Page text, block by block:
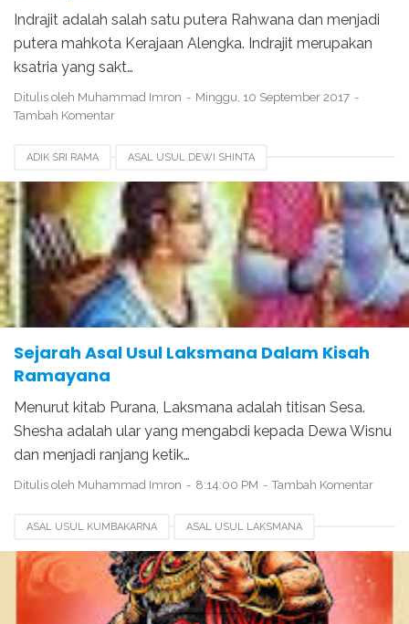
Indrajit adalah salah satu putera Rahwana dan menjadi
putera mahkota Kerajaan Alengka. Indrajit merupakan
ksatria yang sakt…
Ditulis oleh Muhammad Imron
Minggu, 10 September 2017
Tambah Komentar
ADIK SRI RAMA ASAL USUL DEWI SHINTA
ASAL USUL HANOMAN ASAL USUL LAKSMANA
ASAL USUL RAMAYANA ASAL USUL SRI RAMA
KEMATIAN LAKSMANA KESAKTIAN LAKSMANA
KISAH LAKSMANA
Sejarah Asal Usul Laksmana Dalam Kisah
Ramayana
Menurut kitab Purana, Laksmana adalah titisan Sesa.
Shesha adalah ular yang mengabdi kepada Dewa Wisnu
dan menjadi ranjang ketik…
Ditulis oleh Muhammad Imron 8:14:00 PM Tambah Komentar
ASAL USUL KUMBAKARNA ASAL USUL LAKSMANA
ASAL USUL RAMAYANA KELAHIRAN RAHWANA
KISAH RAMA DAN SHINTA KISAH RAMAYANA KISAH SRI RAMA
SEJARAH RAMAYANA DAN RAHWANA